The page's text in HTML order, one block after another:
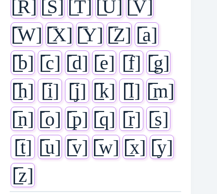
[̲̅R] [̲̅S] [̲̅T] [̲̅U] [̲̅V]
[̲̅W] [̲̅X] [̲̅Y] [̲̅Z] [̲̅a]
[̲̅b] [̲̅c] [̲̅d] [̲̅e] [̲̅f] [̲̅g]
[̲̅h] [̲̅i] [̲̅j] [̲̅k] [̲̅l] [̲̅m]
[̲̅n] [̲̅o] [̲̅p] [̲̅q] [̲̅r] [̲̅s]
[̲̅t] [̲̅u] [̲̅v] [̲̅w] [̲̅x] [̲̅y]
[̲̅z]